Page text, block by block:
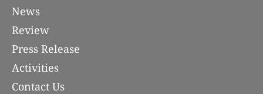
News
Review
Press Release
Activities
Contact Us